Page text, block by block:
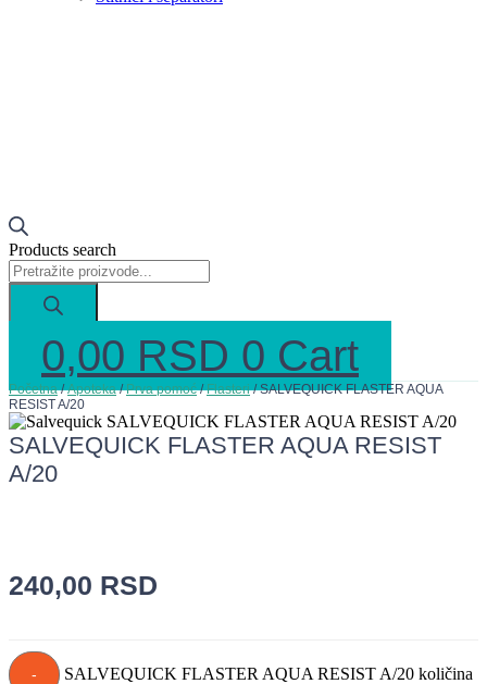
Products search
0,00 RSD 0 Cart
Početna/Apoteka/Prva pomoć/Flasteri/ SALVEQUICK FLASTER AQUA
RESIST A/20
SALVEQUICK FLASTER AQUA RESIST
A/20
240,00 RSD
- SALVEQUICK FLASTER AQUA RESIST A/20 količina